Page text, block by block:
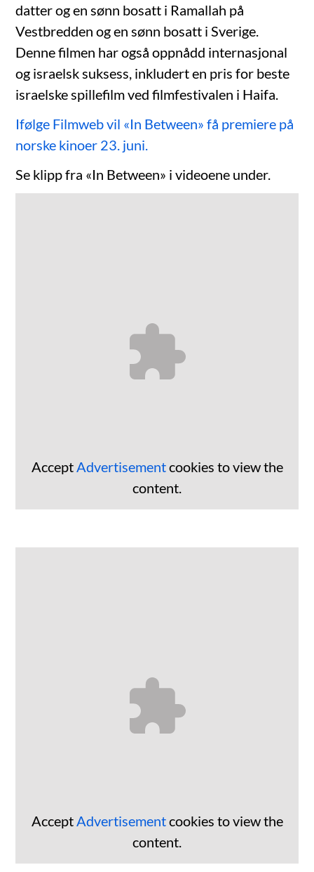
datter og en sønn bosatt i Ramallah på
Vestbredden og en sønn bosatt i Sverige.
Denne filmen har også oppnådd internasjonal
og israelsk suksess, inkludert en pris for beste
israelske spillefilm ved filmfestivalen i Haifa.
Ifølge Filmweb vil «In Between» få premiere på
norske kinoer 23. juni.
Se klipp fra «In Between» i videoene under.
Accept Advertisementcookies to view the
content.
Accept Advertisementcookies to view the
content.